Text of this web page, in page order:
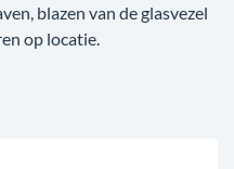
blazen van de glasvezel
op locatie.